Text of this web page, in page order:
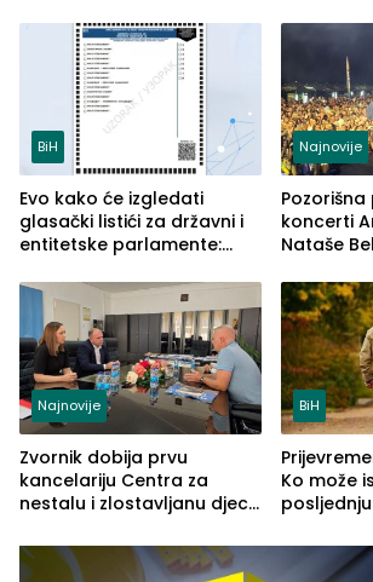
služba građanima
BiH
Evo kako će izgledati
glasački listići za državni i
entitetske parlamente:
vidljive na njima
Najnovije
koncerti
Nataše
ljeta
Najnovije
Zvornik dobija prvu
kancelariju Centra za
nestalu i zlostavljanu djecu
BiH
Ko može